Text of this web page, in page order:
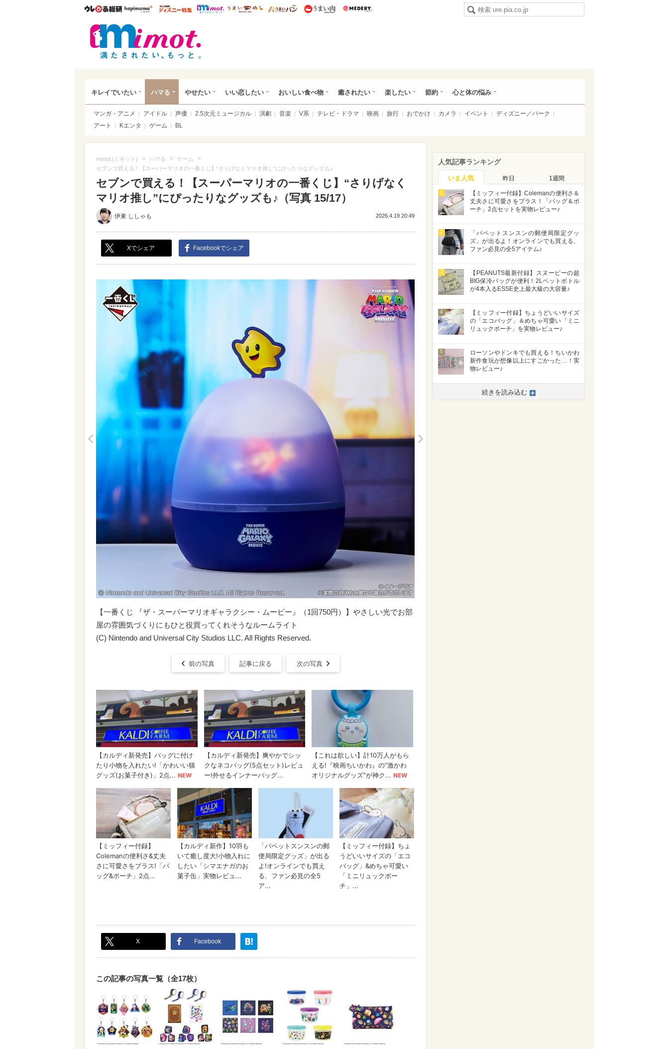
ウレぴあ総研ハピママ* ウレぴあ総研 ディズニー特集
mimot. うまいめし うまいパン うまい肉
キレイでいたい ハマる やせたい いい恋したい おいしい食べ物 癒されたい 楽したい 節約 心と体の悩み
マンガ・アニメ アイドル 声優 2.5次元ミュージカル 演劇 音楽 V系 テレビ・ドラマ 映画 旅行 おでかけ カメラ イベント
ディズニー／パーク
アート
Kエンタ ゲーム BL
mimot.(ミモット) > ハマる > ゲーム >
セブンで買える！【スーパーマリオの一番くじ】“さりげなくマリオ推し”にぴったりなグッズも♪
セブンで買える！【スーパーマリオの一番くじ】“さりげなく
マリオ推し”にぴったりなグッズも♪（写真 15/17）
伊東 ししゃも 2026.4.19 20:49
Xでシェア Facebookでシェア
【一番くじ 『ザ・スーパーマリオギャラクシー・ムービー』（1回750円）】やさしい光でお部
屋の雰囲気づくりにもひと役買ってくれそうなルームライト
(C) Nintendo and Universal City Studios LLC. All Rights Reserved.
前の写真 記事に戻る 次の写真
X Facebook
この記事の写真一覧（全17枚）
人気記事ランキング
いま人気 昨日 1週間
1
【ミッフィー付録】Colemanの便利さ＆
丈夫さに可愛さをプラス！「バッグ＆ポ
ーチ」2点セットを実物レビュー♪
2
「パペットスンスンの郵便局限定グッ
ズ」が出るよ！オンラインでも買える、
ファン必見の全5アイテム♪
3
【PEANUTS最新付録】スヌーピーの超
BIG保冷バッグが便利！2Lペットボトル
が4本入るESSE史上最大級の大容量♪
4
【ミッフィー付録】ちょうどいいサイズ
の「エコバッグ」＆めちゃ可愛い「ミニ
リュックポーチ」を実物レビュー♪
5
ローソンやドンキでも買える！ちいかわ
新作食玩が想像以上にすごかった…！実
物レビュー♪
続きを読み込む